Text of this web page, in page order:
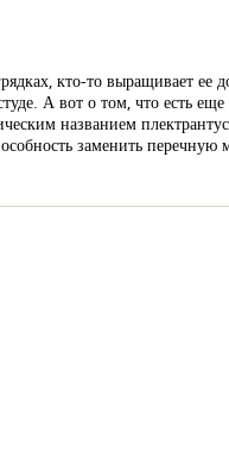
кто-то выращивает ее
А вот о том, что есть
названием
заменить перечную